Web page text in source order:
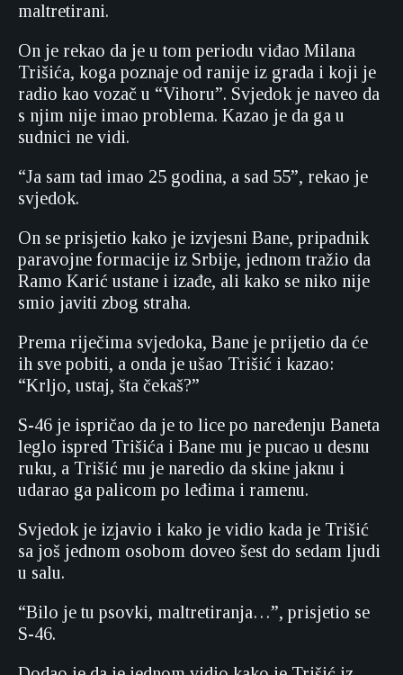
maltretirani.
On je rekao da je u tom periodu viđao Milana
Trišića, koga poznaje od ranije iz grada i koji je
radio kao vozač u “Vihoru”. Svjedok je naveo da
s njim nije imao problema. Kazao je da ga u
sudnici ne vidi.
“Ja sam tad imao 25 godina, a sad 55”, rekao je
svjedok.
On se prisjetio kako je izvjesni Bane, pripadnik
paravojne formacije iz Srbije, jednom tražio da
Ramo Karić ustane i izađe, ali kako se niko nije
smio javiti zbog straha.
Prema riječima svjedoka, Bane je prijetio da će
ih sve pobiti, a onda je ušao Trišić i kazao:
“Krljo, ustaj, šta čekaš?”
S-46 je ispričao da je to lice po naređenju Baneta
leglo ispred Trišića i Bane mu je pucao u desnu
ruku, a Trišić mu je naredio da skine jaknu i
udarao ga palicom po leđima i ramenu.
Svjedok je izjavio i kako je vidio kada je Trišić
sa još jednom osobom doveo šest do sedam ljudi
u salu.
“Bilo je tu psovki, maltretiranja…”, prisjetio se
S-46.